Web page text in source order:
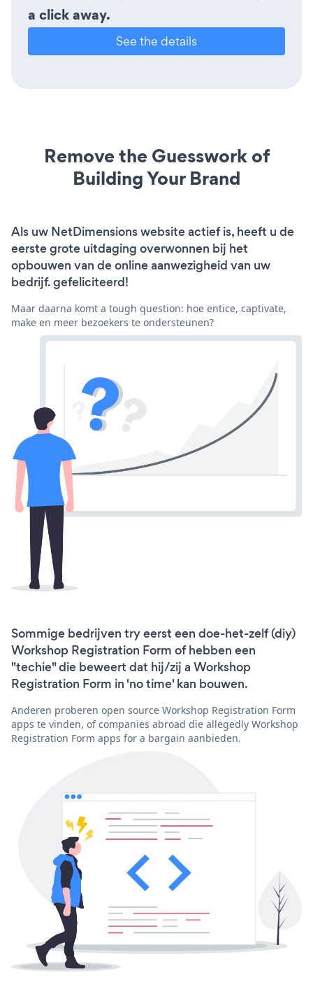
a click away.
See the details
Remove the Guesswork of
Building Your Brand
Als uw NetDimensions website actief is, heeft u de
eerste grote uitdaging overwonnen bij het
opbouwen van de online aanwezigheid van uw
bedrijf. gefeliciteerd!
Maar daarna komt a tough question: hoe entice, captivate,
make en meer bezoekers te ondersteunen?
Sommige bedrijven try eerst een doe-het-zelf (diy)
Workshop Registration Form of hebben een
"techie" die beweert dat hij/zij a Workshop
Registration Form in 'no time' kan bouwen.
Anderen proberen open source Workshop Registration Form
apps te vinden, of companies abroad die allegedly Workshop
Registration Form apps for a bargain aanbieden.